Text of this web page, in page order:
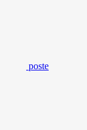
poste